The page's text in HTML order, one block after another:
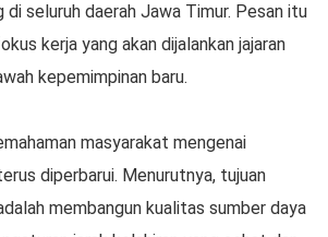
di seluruh daerah Jawa Timur. Pesan itu
kerja yang akan dijalankan jajaran
kepemimpinan baru.
masyarakat mengenai
diperbarui. Menurutnya, tujuan
membangun kualitas sumber daya